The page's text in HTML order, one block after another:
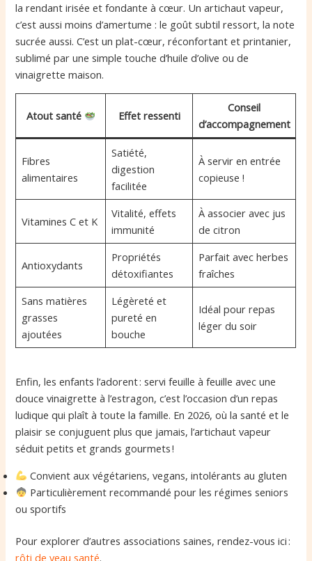
la rendant irisée et fondante à cœur. Un artichaut vapeur,
c’est aussi moins d’amertume : le goût subtil ressort, la note
sucrée aussi. C’est un plat-cœur, réconfortant et printanier,
sublimé par une simple touche d’huile d’olive ou de
vinaigrette maison.
Atout santé Effet ressenti
Conseil
d’accompagnement
Fibres
alimentaires
Satiété,
digestion
facilitée
À servir en entrée
copieuse !
Vitamines C et K
Vitalité, effets
immunité
À associer avec jus
de citron
Antioxydants
Propriétés
détoxifiantes
Parfait avec herbes
fraîches
Sans matières
grasses
ajoutées
Légèreté et
pureté en
bouche
Idéal pour repas
léger du soir
Enfin, les enfants l’adorent : servi feuille à feuille avec une
douce vinaigrette à l’estragon, c’est l’occasion d’un repas
ludique qui plaît à toute la famille. En 2026, où la santé et le
plaisir se conjuguent plus que jamais, l’artichaut vapeur
séduit petits et grands gourmets !
Convient aux végétariens, vegans, intolérants au gluten
Particulièrement recommandé pour les régimes seniors
ou sportifs
Pour explorer d’autres associations saines, rendez-vous ici :
rôti de veau santé.